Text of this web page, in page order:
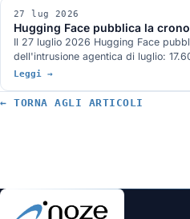
27 lug 2026
Hugging Face pubblica la
Il 27 luglio 2026 Hugging Face
dell'intrusione agentica di luglio:
mezzo, due vettori di ingresso, una
pubblici. Cosa chiude delle
Leggi →
← TORNA AGLI ARTICOLI